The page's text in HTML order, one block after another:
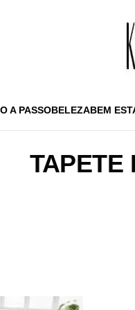
A PASSOBELEZABEM
TAPETE